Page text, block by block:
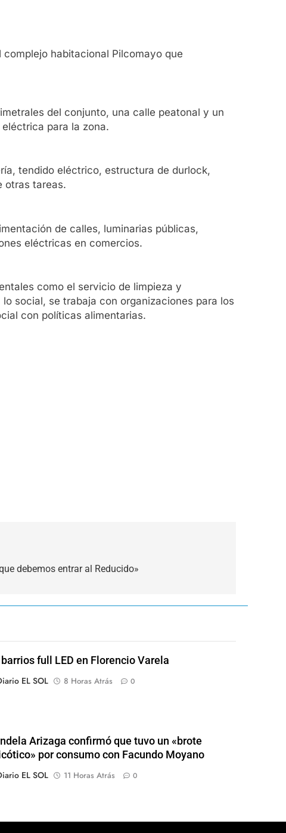
habitacional Pilcomayo que
del conjunto, una calle peatonal y un
para la zona.
tendido eléctrico, estructura de durlock,
otras tareas.
de calles, luminarias públicas,
eléctricas en comercios.
como el servicio de limpieza y
social, se trabaja con organizaciones para los
con políticas alimentarias.
debemos entrar al Reducido»
full LED en Florencio Varela
EL SOL
8 Horas Atrás 0
Arizaga confirmó que tuvo un «brote
por consumo con Facundo Moyano
EL SOL
11 Horas Atrás 0